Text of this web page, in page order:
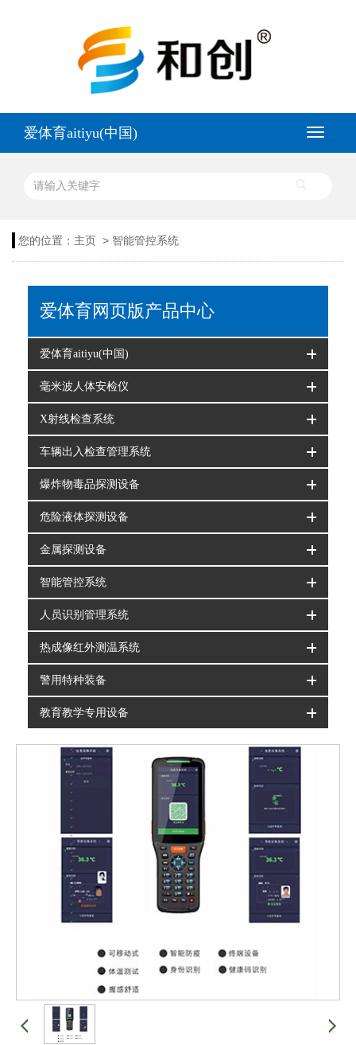
爱体育aitiyu(中国)
您的位置： 主页 > 智能管控系统
爱体育网页版产品中心
爱体育aitiyu(中国)
毫米波人体安检仪
X射线检查系统
车辆出入检查管理系统
爆炸物毒品探测设备
危险液体探测设备
金属探测设备
智能管控系统
人员识别管理系统
热成像红外测温系统
警用特种装备
教育教学专用设备